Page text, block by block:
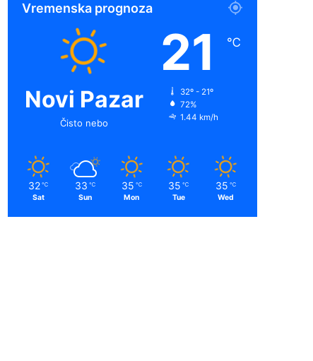
Vremenska prognoza
Novi Pazar
Čisto nebo
21 ℃
32º - 21º
72%
1.44 km/h
32 ℃
Sat
33 ℃
Sun
35 ℃
Mon
35 ℃
Tue
35 ℃
Wed